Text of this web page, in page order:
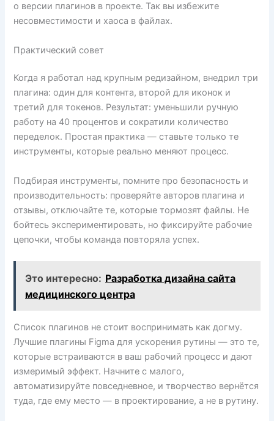
о версии плагинов в проекте. Так вы избежите
несовместимости и хаоса в файлах.
Практический совет
Когда я работал над крупным редизайном, внедрил три
плагина: один для контента, второй для иконок и
третий для токенов. Результат: уменьшили ручную
работу на 40 процентов и сократили количество
переделок. Простая практика — ставьте только те
инструменты, которые реально меняют процесс.
Подбирая инструменты, помните про безопасность и
производительность: проверяйте авторов плагина и
отзывы, отключайте те, которые тормозят файлы. Не
бойтесь экспериментировать, но фиксируйте рабочие
цепочки, чтобы команда повторяла успех.
Это интересно: Разработка дизайна сайта
медицинского центра
Список плагинов не стоит воспринимать как догму.
Лучшие плагины Figma для ускорения рутины — это те,
которые встраиваются в ваш рабочий процесс и дают
измеримый эффект. Начните с малого,
автоматизируйте повседневное, и творчество вернётся
туда, где ему место — в проектирование, а не в рутину.